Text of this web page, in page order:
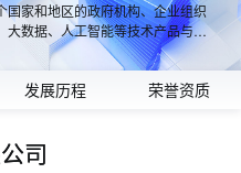
家和地区的政府机构、企业组织
大数据、人工智能等技术产品与服
决方案，构建开放共赢的云端生
实现数字化升级。
发展历程 荣誉资质
司